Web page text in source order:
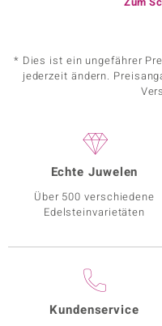
* Dies ist ein ungefährer
jederzeit ändern.
Echte Juwelen
Über 500 verschiedene
Edelsteinvarietäten
Kundenservice